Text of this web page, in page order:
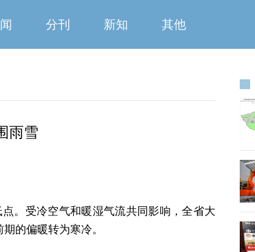
分刊 新知 其他
雨雪
。受冷空气和暖湿气流共同影响，全省大
的偏暖转为寒冷。